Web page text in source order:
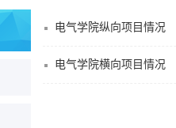
电气学院纵向项目情况
电气学院横向项目情况